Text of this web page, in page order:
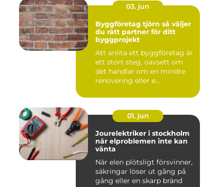
03. jun
Byggföretag tjörn så väljer
du rätt partner för ditt
byggprojekt
Att anlita ett byggföretag är
ett stort steg, oavsett om
det handlar om en mindre
renovering eller e...
01. jun
Jourelektriker i stockholm
när elproblemen inte kan
vänta
När elen plötsligt försvinner,
säkringar löser ut gång på
gång eller en skarp bränd